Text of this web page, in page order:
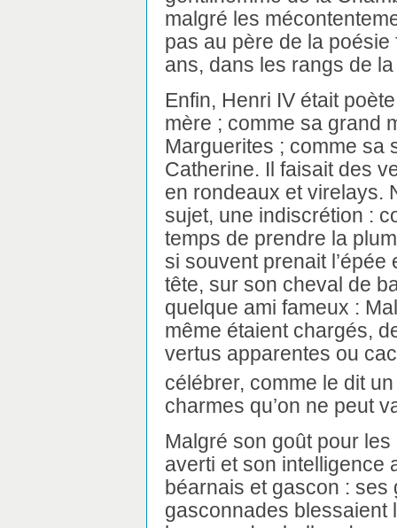
malgré les
pas au père de la poésie
ans, dans les rangs de
Enfin, Henri IV était
mère ; comme sa grand
Marguerites ; comme
Catherine. Il faisait des
en rondeaux et virelays.
sujet, une indiscrétion :
temps de prendre la
si souvent prenait
tête, sur son cheval de
quelque ami fameux :
même étaient chargés,
vertus apparentes ou
célébrer, comme le dit
charmes qu’on ne peut
Malgré son goût pour
averti et son intelligence
béarnais et gascon :
gasconnades blessaient